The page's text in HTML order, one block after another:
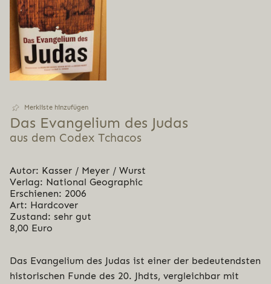
Merkliste hinzufügen
Das Evan­ge­li­um des Judas
aus dem Codex Tchacos
Autor: Kasser / Meyer / Wurst
Verlag: National Geographic
Erschienen: 2006
Art: Hardcover
Zustand: sehr gut
8,00 Euro
Das Evangelium des Judas ist einer der bedeutendsten
historischen Funde des 20. Jhdts, vergleichbar mit